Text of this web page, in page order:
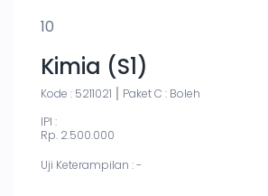
10
Kimia (S1)
Kode : 5211021
Paket C : Boleh
IPI :
Rp. 2.500.000
Uji Keterampilan : -